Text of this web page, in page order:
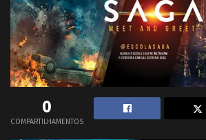
0
COMPARTILHAMENTOS